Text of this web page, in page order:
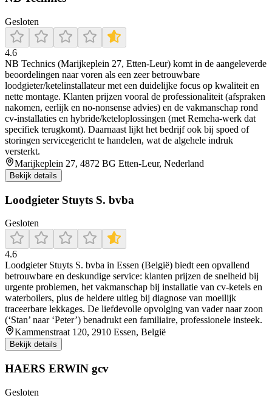
Gesloten
4.6
NB Technics (Marijkeplein 27, Etten-Leur) komt in de aangeleverde
beoordelingen naar voren als een zeer betrouwbare
loodgieter/ketelinstallateur met een duidelijke focus op kwaliteit en
nette montage. Klanten prijzen vooral de professionaliteit (afspraken
nakomen, eerlijk en no-nonsense advies) en de vakmanschap rond
cv-installaties en hybride/keteloplossingen (met Remeha-werk dat
specifiek terugkomt). Daarnaast lijkt het bedrijf ook bij spoed of
storingen servicegericht te handelen, wat de algehele indruk
versterkt.
Marijkeplein 27, 4872 BG Etten-Leur, Nederland
Bekijk details
Loodgieter Stuyts S. bvba
Gesloten
4.6
Loodgieter Stuyts S. bvba in Essen (België) biedt een opvallend
betrouwbare en deskundige service: klanten prijzen de snelheid bij
urgente problemen, het vakmanschap bij installatie van cv‑ketels en
waterboilers, plus de heldere uitleg bij diagnose van moeilijk
traceerbare lekkages. De liefdevolle opvolging van vader naar zoon
(‘Stan’ naar ‘Peter’) benadrukt een familiaire, professionele insteek.
Kammenstraat 120, 2910 Essen, België
Bekijk details
HAERS ERWIN gcv
Gesloten